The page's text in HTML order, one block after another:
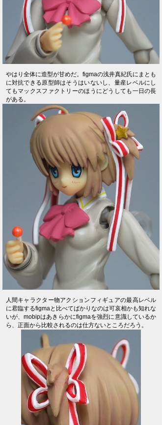
やはり全体に造型が甘めだ。figmaの浅井真紀氏にまとも
に対抗できる原型師はそうはいないし、量産レベルにし
てもマックスファクトリーのほうにどうしても一日の長
がある。
人間キャラクター物アクションフィギュアの最高レベル
に君臨するfigmaと比べてばかりなのは可哀相かも知れな
いが、mobipはあきらかにfigmaを強烈に意識しているか
ら、正面から比較されるのは仕方ないところだろう。